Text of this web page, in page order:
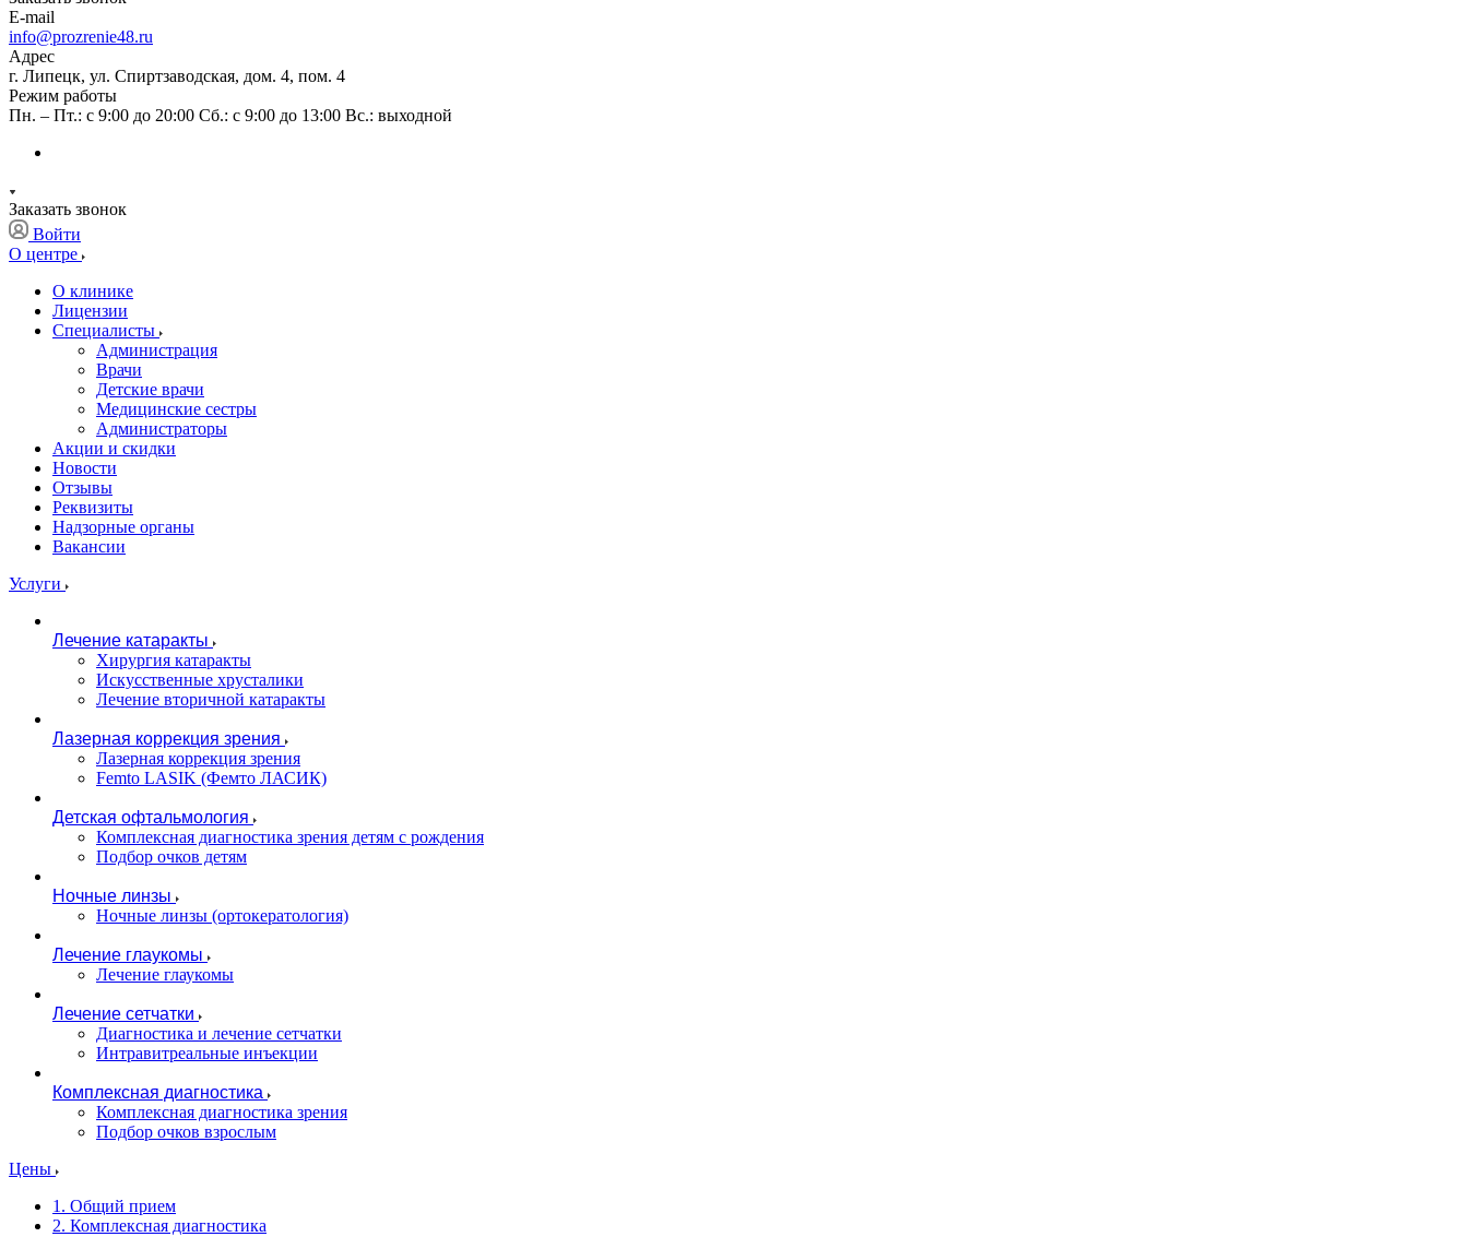
E-mail
info@prozrenie48.ru
Адрес
г. Липецк, ул. Спиртзаводская, дом. 4, пом. 4
Режим работы
Пн. – Пт.: с 9:00 до 20:00 Сб.: с 9:00 до 13:00 Вс.: выходной
Заказать звонок
Войти
О центре
О клинике
Лицензии
Специалисты
Администрация
Врачи
Детские врачи
Медицинские сестры
Администраторы
Акции и скидки
Новости
Отзывы
Реквизиты
Надзорные органы
Вакансии
Услуги
Лечение катаракты
Хирургия катаракты
Искусственные хрусталики
Лечение вторичной катаракты
Лазерная коррекция зрения
Лазерная коррекция зрения
Femto LASIK (Фемто ЛАСИК)
Детская офтальмология
Комплексная диагностика зрения детям c рождения
Подбор очков детям
Ночные линзы
Ночные линзы (ортокератология)
Лечение глаукомы
Лечение глаукомы
Лечение сетчатки
Диагностика и лечение сетчатки
Интравитреальные инъекции
Комплексная диагностика
Комплексная диагностика зрения
Подбор очков взрослым
Цены
1. Общий прием
2. Комплексная диагностика